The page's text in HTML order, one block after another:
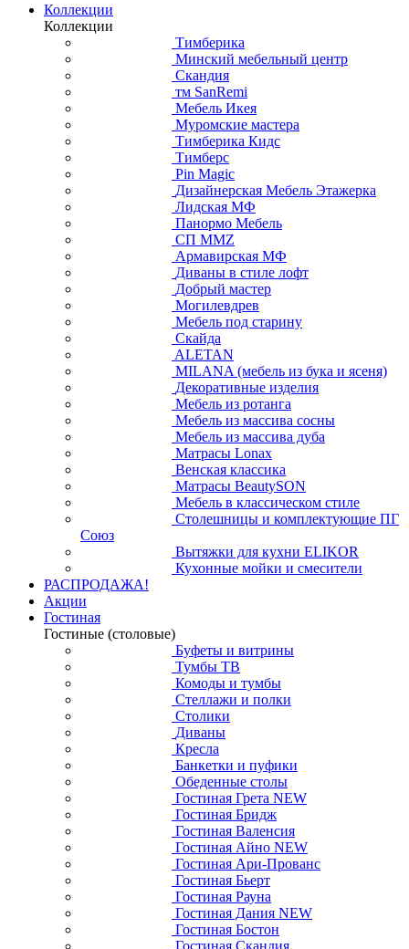
Коллекции
Коллекции
Тимберика
Минский мебельный центр
Скандия
тм SanRemi
Мебель Икея
Муромские мастера
Тимберика Кидс
Тимберс
Pin Magic
Дизайнерская Мебель Этажерка
Лидская МФ
Панормо Мебель
СП ММZ
Армавирская МФ
Диваны в стиле лофт
Добрый мастер
Могилевдрев
Мебель под старину
Скайда
ALETAN
MILANA (мебель из бука и ясеня)
Декоративные изделия
Мебель из ротанга
Мебель из массива сосны
Мебель из массива дуба
Матрасы Lonax
Венская классика
Матрасы BeautySON
Мебель в классическом стиле
Столешницы и комплектующие ПГ
Союз
Вытяжки для кухни ELIKOR
Кухонные мойки и смесители
РАСПРОДАЖА!
Акции
Гостиная
Гостиные (столовые)
Буфеты и витрины
Тумбы ТВ
Комоды и тумбы
Стеллажи и полки
Столики
Диваны
Кресла
Банкетки и пуфики
Обеденные столы
Гостиная Грета NEW
Гостиная Бридж
Гостиная Валенсия
Гостиная Айно NEW
Гостиная Ари-Прованс
Гостиная Бьерт
Гостиная Рауна
Гостиная Дания NEW
Гостиная Бостон
Гостиная Скандия